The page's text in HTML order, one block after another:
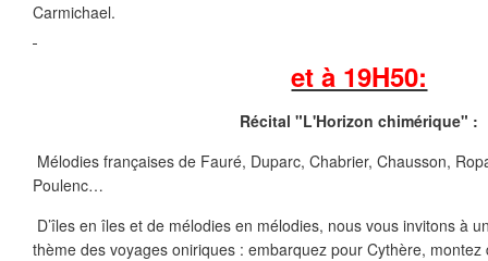
Carmichael.
et à 19H50:
Récital "L'Horizon chimérique" :
Mélodies françaises de Fauré, Duparc, Chabrier, Chausson,
Poulenc…
D’îles en îles et de mélodies en mélodies, nous vous invitons à
thème des voyages oniriques : embarquez pour Cythère, montez